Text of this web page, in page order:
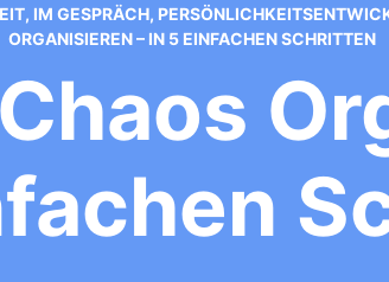
, IM GESPRÄCH,
ORGANISIEREN – IN 5 EINFACHEN SCHRITTEN